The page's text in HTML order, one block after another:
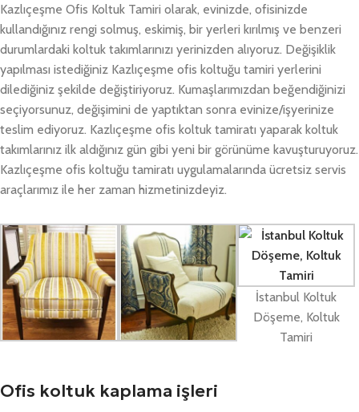
Kazlıçeşme Ofis Koltuk Tamiri olarak, evinizde, ofisinizde
kullandığınız rengi solmuş, eskimiş, bir yerleri kırılmış ve benzeri
durumlardaki koltuk takımlarınızı yerinizden alıyoruz. Değişiklik
yapılması istediğiniz Kazlıçeşme ofis koltuğu tamiri yerlerini
dilediğiniz şekilde değiştiriyoruz. Kumaşlarımızdan beğendiğinizi
seçiyorsunuz, değişimini de yaptıktan sonra evinize/işyerinize
teslim ediyoruz. Kazlıçeşme ofis koltuk tamiratı yaparak koltuk
takımlarınız ilk aldığınız gün gibi yeni bir görünüme kavuşturuyoruz.
Kazlıçeşme ofis koltuğu tamiratı uygulamalarında ücretsiz servis
araçlarımız ile her zaman hizmetinizdeyiz.
İstanbul Koltuk
Döşeme, Koltuk
Tamiri
Ofis koltuk kaplama işleri